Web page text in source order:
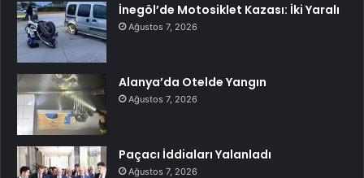
İnegöl’de Motosiklet Kazası: İki Yaralı
Ağustos 7, 2026
Alanya’da Otelde Yangın
Ağustos 7, 2026
Paçacı İddiaları Yalanladı
Ağustos 7, 2026